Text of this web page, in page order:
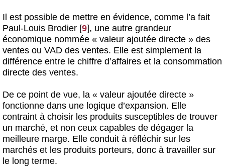
Il est possible de mettre en évidence, comme l’a fait
Paul-Louis Brodier [9], une autre grandeur
économique nommée « valeur ajoutée directe » des
ventes ou VAD des ventes. Elle est simplement la
différence entre le chiffre d’affaires et la consommation
directe des ventes.
De ce point de vue, la « valeur ajoutée directe »
fonctionne dans une logique d’expansion. Elle
contraint à choisir les produits susceptibles de trouver
un marché, et non ceux capables de dégager la
meilleure marge. Elle conduit à réfléchir sur les
marchés et les produits porteurs, donc à travailler sur
le long terme.